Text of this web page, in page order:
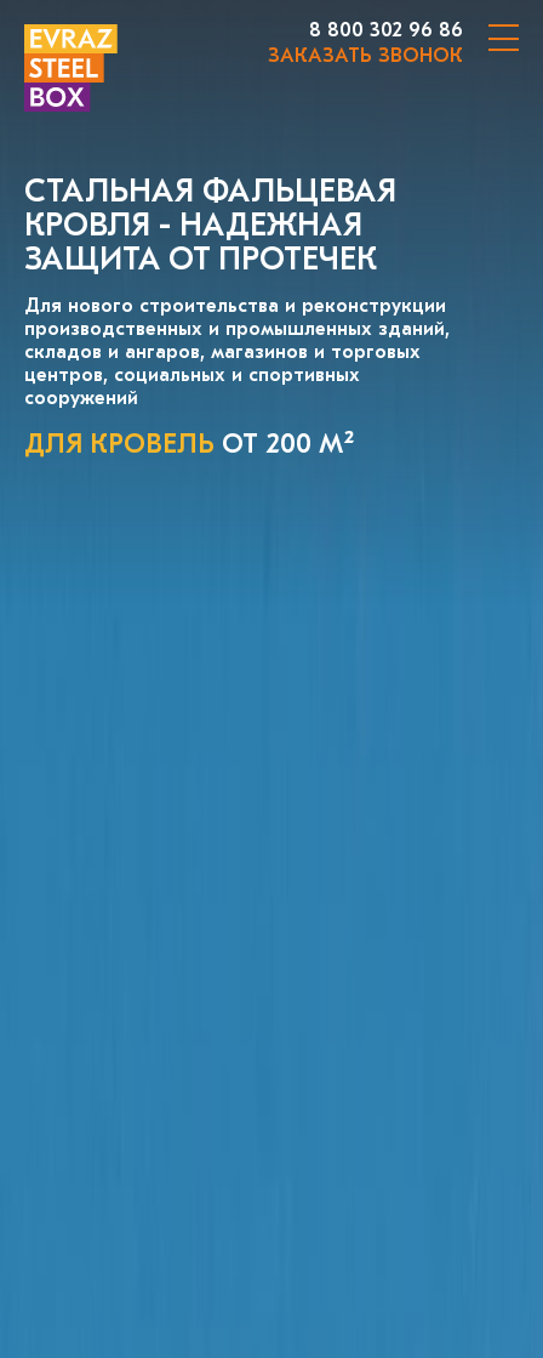
8 800 302 96 86
ЗАКАЗАТЬ ЗВОНОК
CТАЛЬНАЯ ФАЛЬЦЕВАЯ
КРОВЛЯ - НАДЕЖНАЯ
ЗАЩИТА ОТ ПРОТЕЧЕК
Для нового строительства и реконструкции
производственных и промышленных зданий,
складов и ангаров, магазинов и торговых
центров, социальных и спортивных
сооружений
ДЛЯ КРОВЕЛЬ ОТ 200 М²